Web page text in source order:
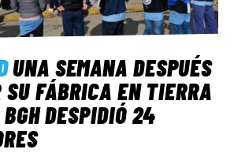
UNA SEMANA DESPUÉS
SU FÁBRICA EN TIERRA
DESPIDIÓ 24